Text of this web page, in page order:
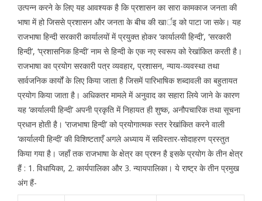
उत्पन्न करने के लिए यह आवश्यक है कि प्रशासन का सारा कामकाज जनता की
भाषा में हो जिससे प्रशासन और जनता के बीच की खार्इ को पाटा जा सके। यह
राजभाषा हिन्दी सरकारी कार्यालयों में प्रयुक्त होकर ‘कार्यालयी हिन्दी’, ‘सरकारी
हिन्दी’, ‘प्रशासनिक हिन्दी’ नाम से हिन्दी के एक नए स्वरूप को रेखांकित करती है।
राजभाषा का प्रयोग सरकारी पत्र व्यवहार, प्रशासन, न्याय-व्यवस्था तथा
सार्वजनिक कार्यों के लिए किया जाता है जिसमें पारिभाषिक शब्दावली का बहुतायत
प्रयोग किया जाता है। अधिकतर मामले में अनुवाद का सहारा लिये जाने के कारण
यह ‘कार्यालयी हिन्दी’ अपनी प्रकृति में निहायत ही शुष्क, अनौपचारिक तथा सूचना
प्रधान होती है। ‘राजभाषा हिन्दी’ को प्रयोगात्मक स्तर रेखांकित करने वाली
‘कार्यालयी हिन्दी’ की विशिष्टताएँ अगले अध्याय में सविस्तार-सोदाहरण प्रस्तुत
किया गया है। जहाँ तक राजभाषा के क्षेत्र का प्रश्न है इसके प्रयोग के तीन क्षेत्र
हैं : 1. विधायिका, 2. कार्यपालिका और 3. न्यायपालिका। ये राष्ट्र के तीन प्रमुख
अंग हैं-